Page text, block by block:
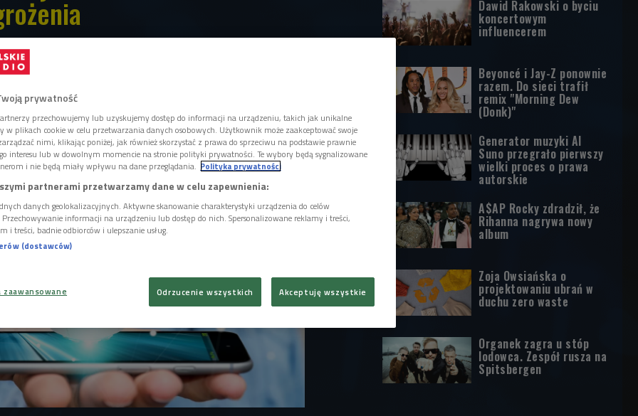
zaczyna korzystać z chatbotów
inteligencji, takich jak ChatGPT,
niebezpieczeństw. W środowej
zastanowimy się, ile możemy zyskać,
i jakie jest ryzyko.
Dawid Rakowski o byciu
koncertowym
influencerem
Beyoncé i Jay-Z ponownie
razem. Do sieci trafił
remix "Morning Dew
(Donk)"
Generator muzyki AI
Suno przegrało pierwszy
wielki proces o prawa
autorskie
A$AP Rocky zdradził, że
Rihanna nagrywa nowy
album
Zoja Owsiańska o
projektowaniu ubrań w
duchu zero waste
Organek zagra u stóp
lodowca. Zespół rusza na
Spitsbergen
prywatność
przechowujemy lub uzyskujemy dostęp do informacji na urządzeniu, takich jak unikalne
w plikach cookie w celu przetwarzania danych osobowych. Użytkownik może zaakceptować swoje
nimi, klikając poniżej, jak również skorzystać z prawa do sprzeciwu na podstawie prawnie
interesu lub w dowolnym momencie na stronie polityki prywatności. Te wybory będą sygnalizowane
i nie będą miały wpływu na dane przeglądania. Polityka prywatności
partnerami przetwarzamy dane w celu zapewnienia:
danych geolokalizacyjnych. Aktywne skanowanie charakterystyki urządzenia do celów
informacji na urządzeniu lub dostęp do nich. Spersonalizowane reklamy i treści,
i treści, badnie odbiorców i ulepszanie usług.
(dostawców)
Odrzucenie wszystkich Akceptuję wszystkie